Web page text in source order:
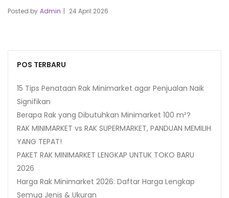
Posted by Admin 24 April 2026
POS TERBARU
15 Tips Penataan Rak Minimarket agar Penjualan Naik
Signifikan
Berapa Rak yang Dibutuhkan Minimarket 100 m²?
RAK MINIMARKET vs RAK SUPERMARKET, PANDUAN MEMILIH
YANG TEPAT!
PAKET RAK MINIMARKET LENGKAP UNTUK TOKO BARU
2026
Harga Rak Minimarket 2026: Daftar Harga Lengkap
Semua Jenis & Ukuran